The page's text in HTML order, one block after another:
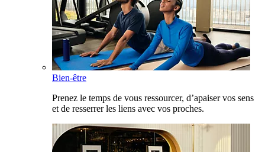
Bien-être
Prenez le temps de vous ressourcer, d’apaiser vos sens
et de resserrer les liens avec vos proches.